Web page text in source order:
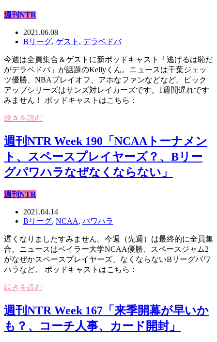
週刊NTR
2021.06.08
Bリーグ, ゲスト , デラベドバ
今週は全員集合＆ゲストに新ポッドキャスト「‎逃げるは恥だ
がデラベドバ」が話題のKellyくん。ニュースは千葉ジェッ
ツ優勝、NBAプレイオフ、アホなファンなどなど。ピック
アップシリーズはサンズ対レイカーズです。1週間遅れです
みません！ ポッドキャストはこちら：
続きを読む
週刊NTR Week 190「NCAAトーナメン
ト、スペースプレイヤーズ？、Bリー
グパワハラなぜなくならない」
週刊NTR
2021.04.14
Bリーグ, NCAA, パワハラ
遅くなりましたすみません。今週（先週）は最終的に全員集
合。ニュースはベイラー大学NCAA優勝、スペースジャム2
がなぜかスペースプレイヤーズ、なくならないBリーグパワ
ハラなど。 ポッドキャストはこちら：
続きを読む
週刊NTR Week 167「来季開幕が早いか
も？、コーチ人事、カード開封」